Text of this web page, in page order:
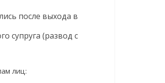
после выхода в
супруга (развод с
лиц: